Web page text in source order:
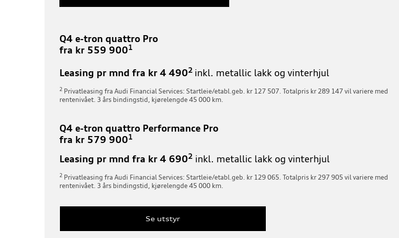
Q4 e-tron quattro Pro
fra kr 559 9001
Leasing pr mnd fra kr 4 4902 inkl. metallic lakk og vinterhjul
2 Privatleasing fra Audi Financial Services: Startleie/etabl.geb. kr 127 507. Totalpris kr 289 147 vil variere med
rentenivået. 3 års bindingstid, kjørelengde 45 000 km.
Q4 e-tron quattro Performance Pro
fra kr 579 9001
Leasing pr mnd fra kr 4 6902 inkl. metallic lakk og vinterhjul
2 Privatleasing fra Audi Financial Services: Startleie/etabl.geb. kr 129 065. Totalpris kr 297 905 vil variere med
rentenivået. 3 års bindingstid, kjørelengde 45 000 km.
Se utstyr